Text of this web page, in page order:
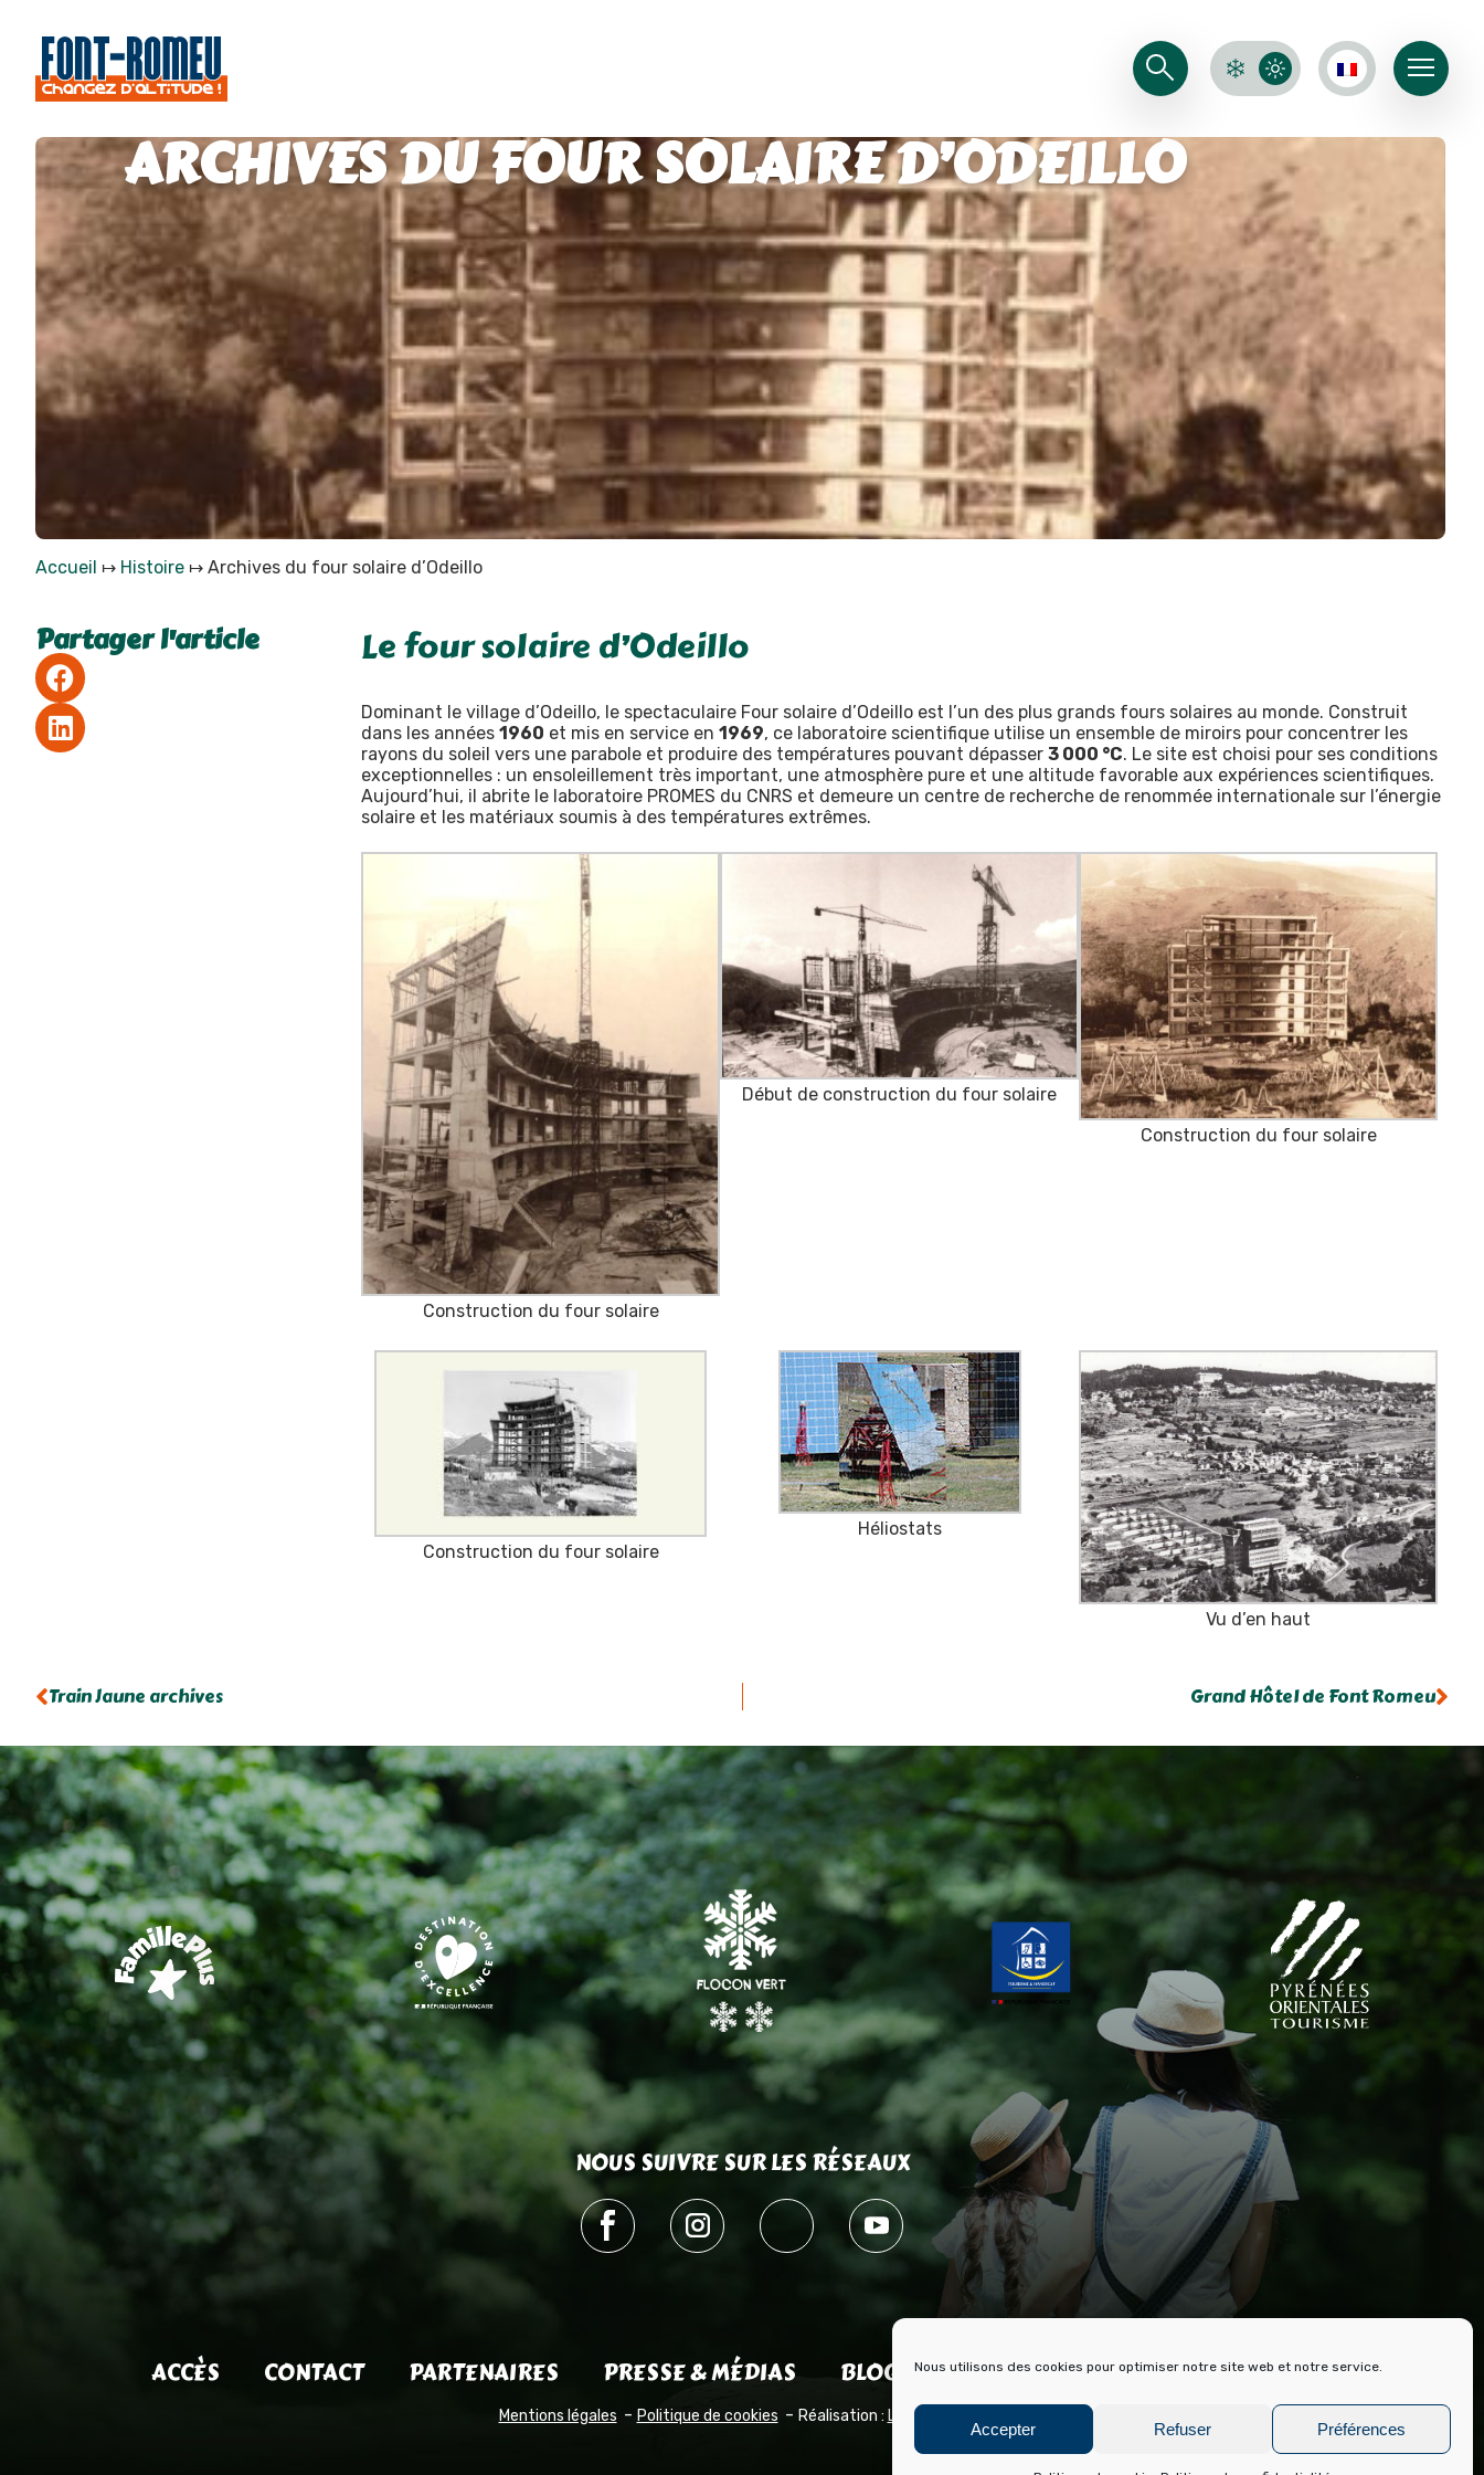
Nous utilisons des cookies pour optimiser notre site web et notre service.
Accepter Refuser Préférences
ARCHIVES DU FOUR SOLAIRE D’ODEILLO
Accueil ↦ Histoire ↦ Archives du four solaire d’Odeillo
Partager l'article Le four solaire d’Odeillo
Dominant le village d’Odeillo, le spectaculaire Four solaire d’Odeillo est l’un des plus grands fours solaires au monde. Construit
dans les années1960 et mis en service en1969, ce laboratoire scientifique utilise un ensemble de miroirs pour concentrer les
rayons du soleil vers une parabole et produire des températures pouvant dépasser3 000 °C. Le site est choisi pour ses conditions
exceptionnelles : un ensoleillement très important, une atmosphère pure et une altitude favorable aux expériences scientifiques.
Aujourd’hui, il abrite le laboratoire PROMES du CNRS et demeure un centre de recherche de renommée internationale sur l’énergie
solaire et les matériaux soumis à des températures extrêmes.
Construction du four solaire
Début de construction du four solaire
Construction du four solaire
Construction du four solaire
Héliostats
Vu d’en haut
Train Jaune archives Grand Hôtel de Font Romeu
NOUS SUIVRE SUR LES RÉSEAUX
ACCÈS CONTACT PARTENAIRES PRESSE & MÉDIAS BLOG HISTOIRE ET ARCHIVES DE FONT ROMEU
Mentions légales Politique de cookies Réalisation : Laetimprove